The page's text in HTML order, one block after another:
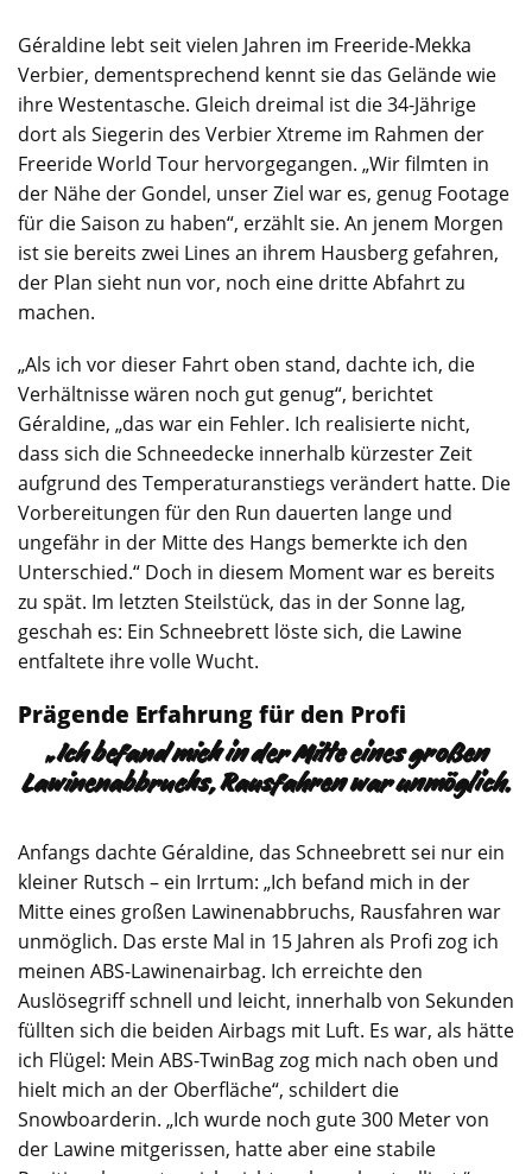
Géraldine lebt seit vielen Jahren im Freeride-Mekka
Verbier, dementsprechend kennt sie das Gelände wie
ihre Westentasche. Gleich dreimal ist die 34-Jährige
dort als Siegerin des Verbier Xtreme im Rahmen der
Freeride World Tour hervorgegangen. „Wir filmten in
der Nähe der Gondel, unser Ziel war es, genug Footage
für die Saison zu haben“, erzählt sie. An jenem Morgen
ist sie bereits zwei Lines an ihrem Hausberg gefahren,
der Plan sieht nun vor, noch eine dritte Abfahrt zu
machen.
„Als ich vor dieser Fahrt oben stand, dachte ich, die
Verhältnisse wären noch gut genug“, berichtet
Géraldine, „das war ein Fehler. Ich realisierte nicht,
dass sich die Schneedecke innerhalb kürzester Zeit
aufgrund des Temperaturanstiegs verändert hatte. Die
Vorbereitungen für den Run dauerten lange und
ungefähr in der Mitte des Hangs bemerkte ich den
Unterschied.“ Doch in diesem Moment war es bereits
zu spät. Im letzten Steilstück, das in der Sonne lag,
geschah es: Ein Schneebrett löste sich, die Lawine
entfaltete ihre volle Wucht.
Prägende Erfahrung für den Profi
„Ich befand mich in der Mitte eines großen
Lawinenabbruchs, Rausfahren war unmöglich.
Anfangs dachte Géraldine, das Schneebrett sei nur ein
kleiner Rutsch – ein Irrtum: „Ich befand mich in der
Mitte eines großen Lawinenabbruchs, Rausfahren war
unmöglich. Das erste Mal in 15 Jahren als Profi zog ich
meinen ABS-Lawinenairbag. Ich erreichte den
Auslösegriff schnell und leicht, innerhalb von Sekunden
füllten sich die beiden Airbags mit Luft. Es war, als hätte
ich Flügel: Mein ABS-TwinBag zog mich nach oben und
hielt mich an der Oberfläche“, schildert die
Snowboarderin. „Ich wurde noch gute 300 Meter von
der Lawine mitgerissen, hatte aber eine stabile